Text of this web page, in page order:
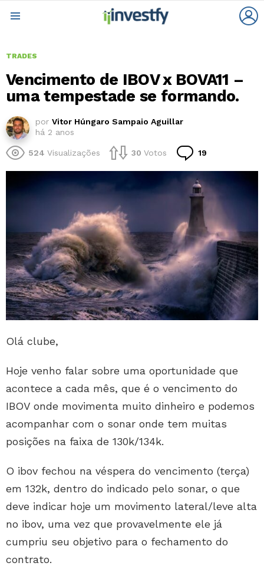
TRADES
Vencimento de IBOV x BOVA11 –
uma tempestade se formando.
por Vitor Húngaro Sampaio Aguillar
há 2 anos
524 Visualizações 30 Votos 19
Olá clube,
Hoje venho falar sobre uma oportunidade que
acontece a cada mês, que é o vencimento do
IBOV onde movimenta muito dinheiro e podemos
acompanhar com o sonar onde tem muitas
posições na faixa de 130k/134k.
O ibov fechou na véspera do vencimento (terça)
em 132k, dentro do indicado pelo sonar, o que
deve indicar hoje um movimento lateral/leve alta
no ibov, uma vez que provavelmente ele já
cumpriu seu objetivo para o fechamento do
contrato.